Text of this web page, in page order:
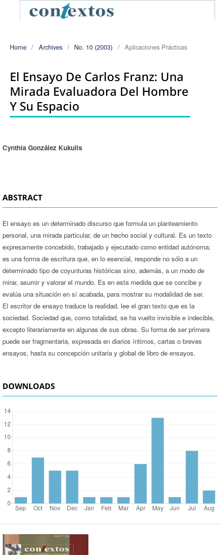
Home / Archives / No. 10 (2003) / Aplicaciones Prácticas
El Ensayo De Carlos Franz: Una
Mirada Evaluadora Del Hombre
Y Su Espacio
Authors
Cynthia González Kukulis
ABSTRACT
El ensayo es un determinado discurso que formula un planteamiento
personal, una mirada particular, de un hecho social y cultural. Es un texto
expresamente concebido, trabajado y ejecutado como entidad autónoma;
es una forma de escritura que, en lo esencial, responde no sólo a un
determinado tipo de coyunturas históricas sino, además, a un modo de
mirar, asumir y valorar el mundo. Es en esta medida que se concibe y
evalúa una situación en sí acabada, para mostrar su modalidad de ser.
El escritor de ensayo traduce la realidad, lee el gran texto que es la
sociedad. Sociedad que, como totalidad, se ha vuelto invisible e indecible,
excepto literariamente en algunas de sus obras. Su forma de ser primera
puede ser fragmentaria, expresada en diarios íntimos, cartas o breves
ensayos, hasta su concepción unitaria y global de libro de ensayos.
DOWNLOADS